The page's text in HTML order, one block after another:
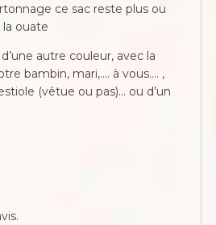
ce sac reste plus ou
ouate
autre couleur, avec la
bambin, mari,…. à vous…. ,
(vêtue ou pas)… ou d’un